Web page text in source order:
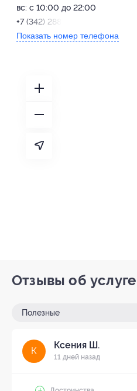
вс: с 10:00 до 22:00
+7 (342) 288-98-15
Показать номер телефона
Отзывы об услуге
Полезные
К
Ксения Ш.
11 дней назад